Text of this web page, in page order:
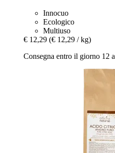
Innocuo
Ecologico
Multiuso
€ 12,29 (€ 12,29 / kg)
Consegna entro il giorno 12